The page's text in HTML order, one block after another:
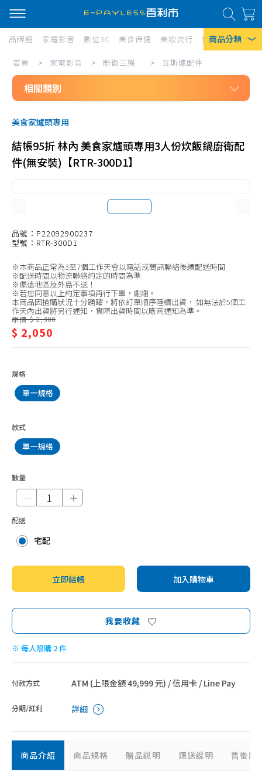
商品分類
熱門搜尋
風扇
衛生紙
Iphone 17
品牌館 家電影音 數位3C 美食保健 美妝流行 傢俱寢具 居
家
電
影
音/
廚
衛
三
機/
斯
配
件
首頁 > 家電影音 > 廚衛三機 > 瓦斯爐配件
相關類別
10L以下熱水器
11L-20L熱水器
21L以上熱水器
瞬熱式熱水器
台爐瓦斯爐
檯面爐瓦斯爐
崁入式瓦斯爐
IH爐/電陶爐
瓦斯爐連烤箱
瓦斯爐配件
單層排油煙機
倒T型排油煙機
中島型排油煙機
隱藏式排油煙機
排油煙機配件
美食家爐頭專用
結帳95折 林內 美食家爐頭專用3人份炊飯鍋廚衛配
件(無安裝)【RTR-300D1】
品號：P22092900237
型號：RTR-300D1
※本商品正常為3至7個工作天會以電話或簡訊聯絡後續配送時間
※配送時間以物流聯絡約定的時間為準
※偏遠地區及外島不送！
※若您同意以上約定事項再行下單，謝謝。
本商品因搶購狀況十分踴躍，將依訂單順序陸續出貨， 如無法於5個工
作天內出貨將另行通知，實際出貨時間以廠商通知為準。
原價 $ 2,300
$ 2,050
規格
單一規格
款式
單一規格
數量
＋
配送
宅配
立即結帳 加入購物車
我要收藏
※ 每人限購 2 件
付款方式 ATM (上限金額 49,999 元) / 信用卡 / Line Pay
分期/紅利 詳細
商品介紹 商品規格 贈品說明 運送說明 售後服